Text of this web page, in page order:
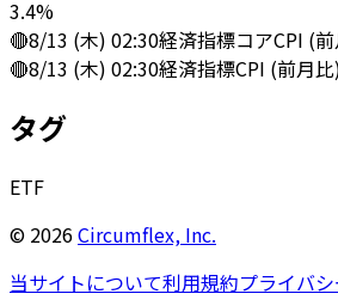
3.4%
🔴8/13 (木) 02:30経済指標コアCPI (
🔴8/13 (木) 02:30経済指標CPI (前月
タグ
ETF
© 2026Circumflex, Inc.
当サイトについて利用規約プライバ